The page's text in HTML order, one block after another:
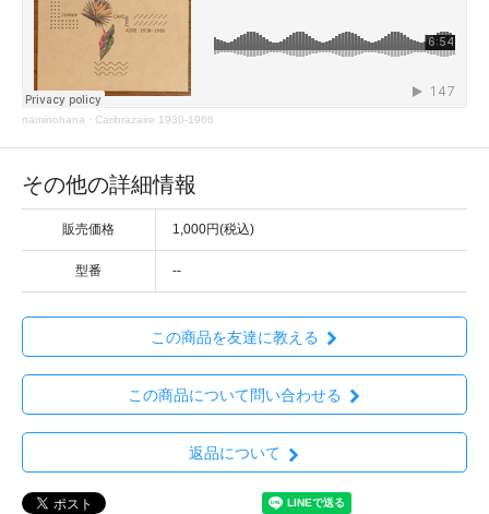
naminohana · Caribrazaire 1930-1966
その他の詳細情報
販売価格 1,000円(税込)
型番 --
この商品を友達に教える
この商品について問い合わせる
返品について